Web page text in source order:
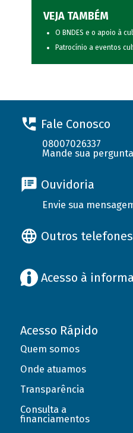
VEJA TAMBÉM
O BNDES e o apoio à
Patrocínio a eventos
Fale Conosco
08007026337
Mande sua pergunta
Ouvidoria
Envie sua
Outros
Acesso à
Acesso Rápido
Quem somos
Onde atuamos
Transparência
Consulta a
financiamentos